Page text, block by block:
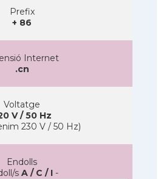
Prefix
+ 86
Internet
.cn
Voltatge
V / 50 Hz
230 V / 50 Hz)
Endolls
s A / C / I-